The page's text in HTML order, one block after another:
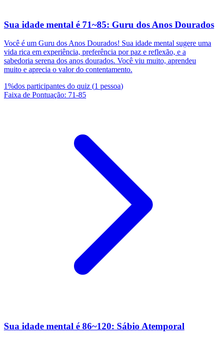
Sua idade mental é 71~85: Guru dos Anos Dourados
Você é um Guru dos Anos Dourados! Sua idade mental sugere uma
vida rica em experiência, preferência por paz e reflexão, e a
sabedoria serena dos anos dourados. Você viu muito, aprendeu
muito e aprecia o valor do contentamento.
1%dos participantes do quiz (1 pessoa)
Faixa de Pontuação: 71-85
Sua idade mental é 86~120: Sábio Atemporal